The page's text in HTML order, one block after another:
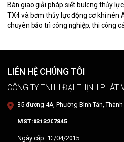
Bàn giao giải pháp siết bulong thủy
TX4 và bơm thủy lực động cơ khí nén
chuyên bảo trì công nghiệp, thi công
LIÊN HỆ CHÚNG TÔI
CÔNG TY TNHH ĐẠI THỊNH PHÁT
35 đường 4A, Phường Bình Tân,
MST:0313207845
Ngày cấp: 13/04/2015